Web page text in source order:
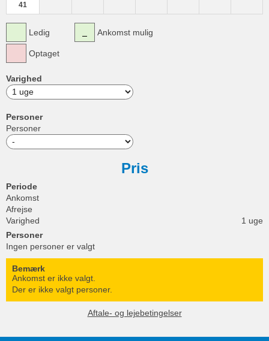
41
Ledig
Optaget
Ankomst mulig
Varighed
Personer
Personer
Pris
Periode
Ankomst
Afrejse
Varighed
1 uge
Personer
Ingen personer er valgt
Bemærk
Ankomst er ikke valgt.
Der er ikke valgt personer.
Aftale- og lejebetingelser